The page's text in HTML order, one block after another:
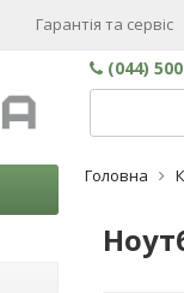
Гарантія та сервіс
(044)
Головна